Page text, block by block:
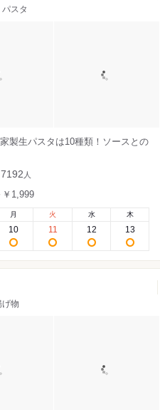
スタ
製生パスタは10種類！ソースとの
7192 人
￥1,999
月
10
火
11
水
12
木
13
物